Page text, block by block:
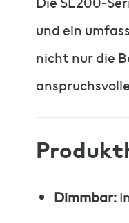
und ein
nicht nur die
Dimmbar: